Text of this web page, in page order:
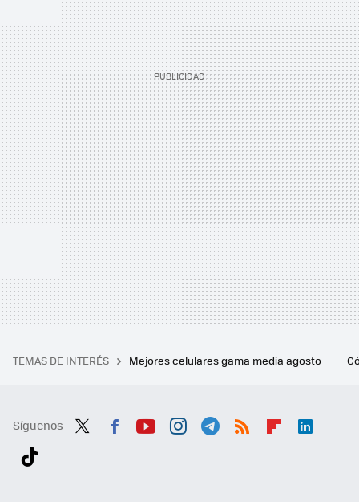
TEMAS DE INTERÉS Mejores celulares gama media agosto
Síguenos